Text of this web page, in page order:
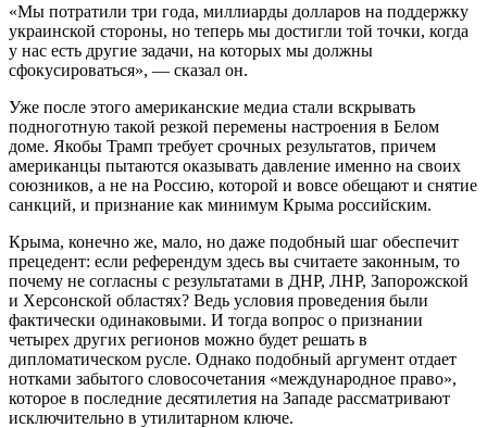
«Мы потратили три года, миллиарды долларов на поддержку
украинской стороны, но теперь мы достигли той точки, когда
у нас есть другие задачи, на которых мы должны
сфокусироваться», — сказал он.
Уже после этого американские медиа стали вскрывать
подноготную такой резкой перемены настроения в Белом
доме. Якобы Трамп требует срочных результатов, причем
американцы пытаются оказывать давление именно на своих
союзников, а не на Россию, которой и вовсе обещают и снятие
санкций, и признание как минимум Крыма российским.
Крыма, конечно же, мало, но даже подобный шаг обеспечит
прецедент: если референдум здесь вы считаете законным, то
почему не согласны с результатами в ДНР, ЛНР, Запорожской
и Херсонской областях? Ведь условия проведения были
фактически одинаковыми. И тогда вопрос о признании
четырех других регионов можно будет решать в
дипломатическом русле. Однако подобный аргумент отдает
нотками забытого словосочетания «международное право»,
которое в последние десятилетия на Западе рассматривают
исключительно в утилитарном ключе.